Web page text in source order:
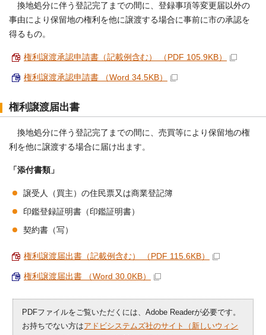
換地処分に伴う登記完了までの間に、登録事項等変更届以外の
事由により保留地の権利を他に譲渡する場合に事前に市の承認を
得るもの。
権利譲渡承認申請書（記載例含む） （PDF 105.9KB）
権利譲渡承認申請書 （Word 34.5KB）
権利譲渡届出書
換地処分に伴う登記完了までの間に、売買等により保留地の権
利を他に譲渡する場合に届け出ます。
「添付書類」
譲受人（買主）の住民票又は商業登記簿
印鑑登録証明書（印鑑証明書）
契約書（写）
権利譲渡届出書（記載例含む） （PDF 115.6KB）
権利譲渡届出書 （Word 30.0KB）
PDFファイルをご覧いただくには、Adobe Readerが必要です。
お持ちでない方はアドビシステムズ社のサイト（新しいウィン